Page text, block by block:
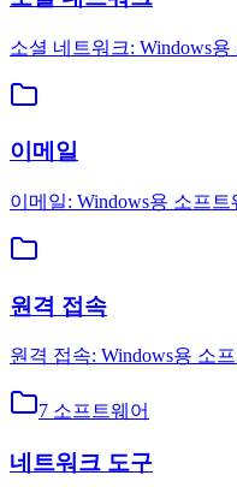
소셜 네트워크: Windows
이메일
이메일: Windows용 소프
원격 접속
원격 접속: Windows용 소
7 소프트웨어
네트워크 도구